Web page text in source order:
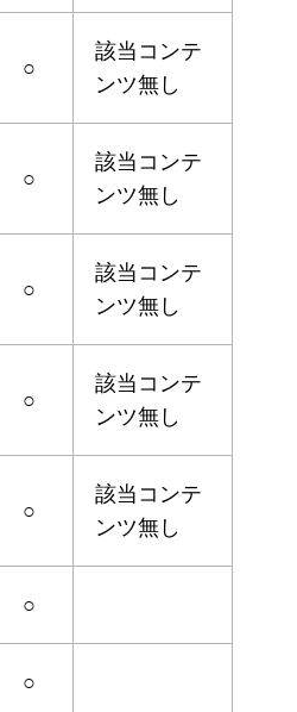
○
該当コンテ
ンツ無し
○
該当コンテ
ンツ無し
○
該当コンテ
ンツ無し
○
該当コンテ
ンツ無し
○
該当コンテ
ンツ無し
○
○